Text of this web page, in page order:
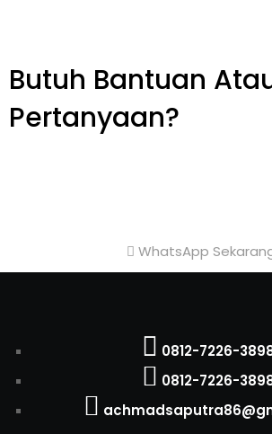
Butuh Bantuan
Pertanyaan?
WhatsApp
0812-7226-
0812-7226-